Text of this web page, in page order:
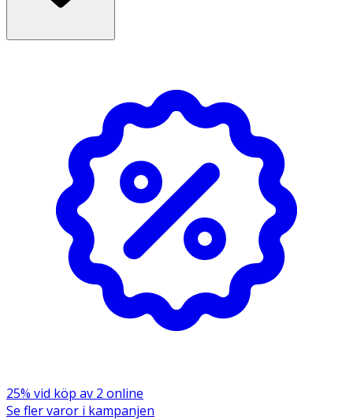
användningstiden. Hansaplast Finger Strips är utrustad
- Rengör såret noggrant.
Se hela vårt sortiment av
sårrengöring här!
- Torka såret och området runt det försiktigt.
- Placera plåstret så att sårdynan täcker hela såret.
- Linda plåstret runt fingret två gånger för extra stöd och
- Byt plåstret dagligen.
25% vid köp av 2 online
Se fler varor i kampanjen